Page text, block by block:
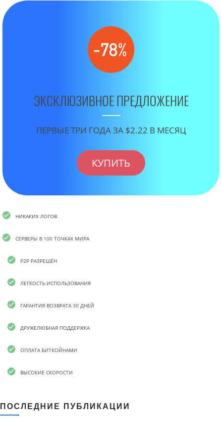
ЭКСКЛЮЗИВНОЕ ПРЕДЛОЖЕНИЕ
ПЕРВЫЕ ТРИ ГОДА ЗА $2.22 В МЕСЯЦ
КУПИТЬ
НИКАКИХ ЛОГОВ
СЕРВЕРЫ В 100 ТОЧКАХ МИРА
P2P РАЗРЕШЁН
ЛЕГКОСТЬ ИСПОЛЬЗОВАНИЯ
ГАРАНТИЯ ВОЗВРАТА 30 ДНЕЙ
ДРУЖЕЛЮБНАЯ ПОДДЕРЖКА
ОПЛАТА БИТКОЙНАМИ
ВЫСОКИЕ СКОРОСТИ
ПОСЛЕДНИЕ ПУБЛИКАЦИИ